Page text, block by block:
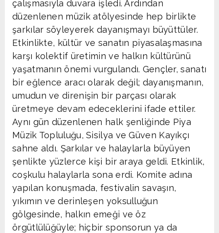
çalışmasıyla duvara işledi. Ardından
düzenlenen müzik atölyesinde hep birlikte
şarkılar söyleyerek dayanışmayı büyüttüler.
Etkinlikte, kültür ve sanatın piyasalaşmasına
karşı kolektif üretimin ve halkın kültürünü
yaşatmanın önemi vurgulandı. Gençler, sanatı
bir eğlence aracı olarak değil; dayanışmanın,
umudun ve direnişin bir parçası olarak
üretmeye devam edeceklerini ifade ettiler.
Aynı gün düzenlenen halk şenliğinde Piya
Müzik Topluluğu, Sisilya ve Güven Kayıkçı
sahne aldı. Şarkılar ve halaylarla büyüyen
şenlikte yüzlerce kişi bir araya geldi. Etkinlik,
coşkulu halaylarla sona erdi. Komite adına
yapılan konuşmada, festivalin savaşın,
yıkımın ve derinleşen yoksulluğun
gölgesinde, halkın emeği ve öz
örgütlülüğüyle; hiçbir sponsorun ya da